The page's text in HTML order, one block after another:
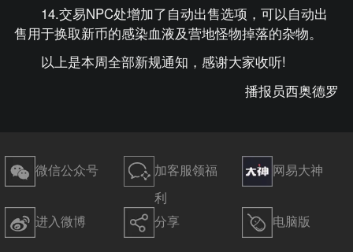
14.交易NPC处增加了自动出售选项，可以自动出
售用于换取新币的感染血液及营地怪物掉落的杂物。
以上是本周全部新规通知，感谢大家收听!
播报员西奥德罗
微信公众号
加客服领福
利
网易大神
进入微博 分享 电脑版